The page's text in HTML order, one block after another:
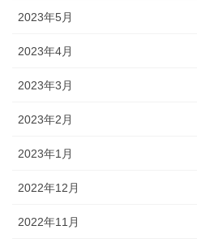
2023年5月
2023年4月
2023年3月
2023年2月
2023年1月
2022年12月
2022年11月